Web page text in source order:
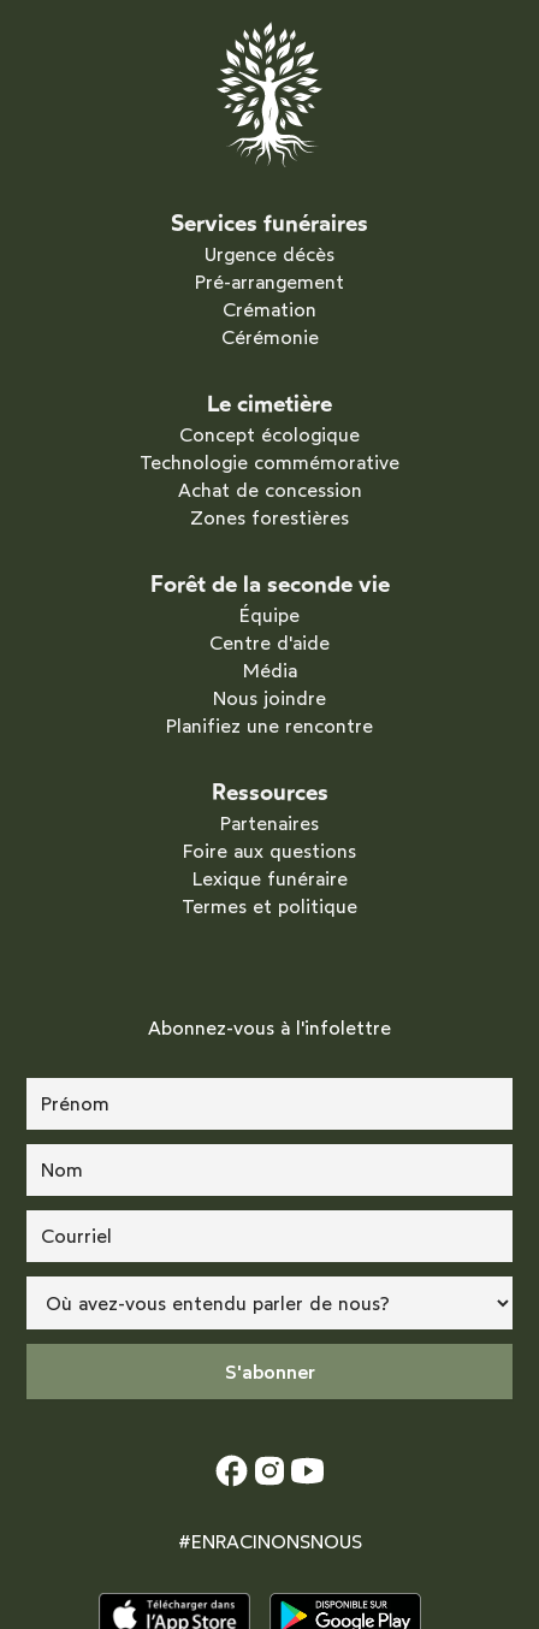
Services funéraires
Urgence décès
Pré-arrangement
Crémation
Cérémonie
Le cimetière
Concept écologique
Technologie commémorative
Achat de concession
Zones forestières
Forêt de la seconde vie
Équipe
Centre d'aide
Média
Nous joindre
Planifiez une rencontre
Ressources
Partenaires
Foire aux questions
Lexique funéraire
Termes et politique
Abonnez-vous à l'infolettre
#ENRACINONSNOUS